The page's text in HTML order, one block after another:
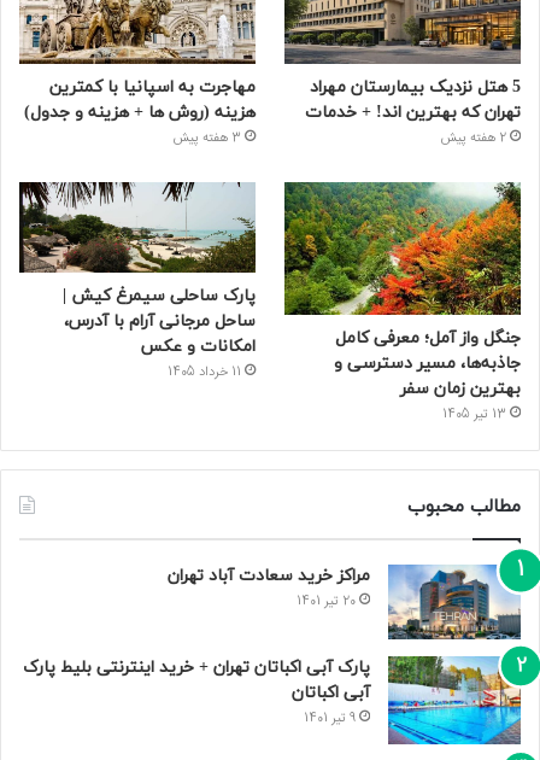
5 هتل نزدیک بیمارستان مهراد
تهران که بهترین‌ اند! + خدمات
2 هفته پیش
مهاجرت به اسپانیا با کمترین
هزینه (روش ها + هزینه و جدول)
3 هفته پیش
جنگل واز آمل؛ معرفی کامل
جاذبه‌ها، مسیر دسترسی و
بهترین زمان سفر
13 تیر 1405
پارک ساحلی سیمرغ کیش |
ساحل مرجانی آرام با آدرس،
امکانات و عکس
11 خرداد 1405
مطالب محبوب
مراکز خرید سعادت‌ آباد تهران
20 تیر 1401
پارک آبی اکباتان تهران + خرید اینترنتی بلیط پارک
آبی اکباتان
9 تیر 1401